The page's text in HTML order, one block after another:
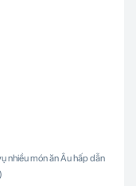
nhiều món ăn Âu hấp dẫn